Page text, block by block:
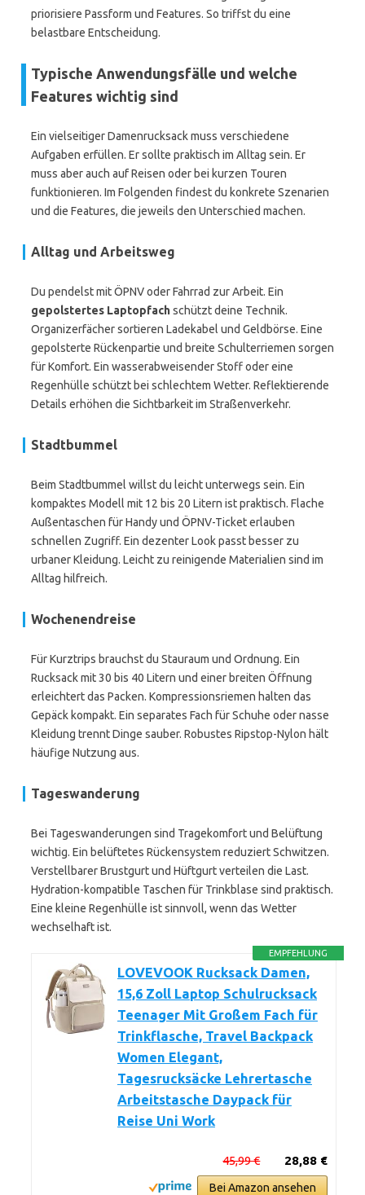
priorisiere Passform und Features. So triffst du eine
belastbare Entscheidung.
Typische Anwendungsfälle und welche
Features wichtig sind
Ein vielseitiger Damenrucksack muss verschiedene
Aufgaben erfüllen. Er sollte praktisch im Alltag sein. Er
muss aber auch auf Reisen oder bei kurzen Touren
funktionieren. Im Folgenden findest du konkrete Szenarien
und die Features, die jeweils den Unterschied machen.
Alltag und Arbeitsweg
Du pendelst mit ÖPNV oder Fahrrad zur Arbeit. Ein
gepolstertes Laptopfachschützt deine Technik.
Organizerfächer sortieren Ladekabel und Geldbörse. Eine
gepolsterte Rückenpartie und breite Schulterriemen sorgen
für Komfort. Ein wasserabweisender Stoff oder eine
Regenhülle schützt bei schlechtem Wetter. Reflektierende
Details erhöhen die Sichtbarkeit im Straßenverkehr.
Stadtbummel
Beim Stadtbummel willst du leicht unterwegs sein. Ein
kompaktes Modell mit 12 bis 20 Litern ist praktisch. Flache
Außentaschen für Handy und ÖPNV-Ticket erlauben
schnellen Zugriff. Ein dezenter Look passt besser zu
urbaner Kleidung. Leicht zu reinigende Materialien sind im
Alltag hilfreich.
Wochenendreise
Für Kurztrips brauchst du Stauraum und Ordnung. Ein
Rucksack mit 30 bis 40 Litern und einer breiten Öffnung
erleichtert das Packen. Kompressionsriemen halten das
Gepäck kompakt. Ein separates Fach für Schuhe oder nasse
Kleidung trennt Dinge sauber. Robustes Ripstop-Nylon hält
häufige Nutzung aus.
Tageswanderung
Bei Tageswanderungen sind Tragekomfort und Belüftung
wichtig. Ein belüftetes Rückensystem reduziert Schwitzen.
Verstellbarer Brustgurt und Hüftgurt verteilen die Last.
Hydration-kompatible Taschen für Trinkblase sind praktisch.
Eine kleine Regenhülle ist sinnvoll, wenn das Wetter
wechselhaft ist.
EMPFEHLUNG
LOVEVOOK Rucksack Damen,
15,6 Zoll Laptop Schulrucksack
Teenager Mit Großem Fach für
Trinkflasche, Travel Backpack
Women Elegant,
Tagesrucksäcke Lehrertasche
Arbeitstasche Daypack für
Reise Uni Work
28,88 €
45,99 €
Bei Amazon ansehen